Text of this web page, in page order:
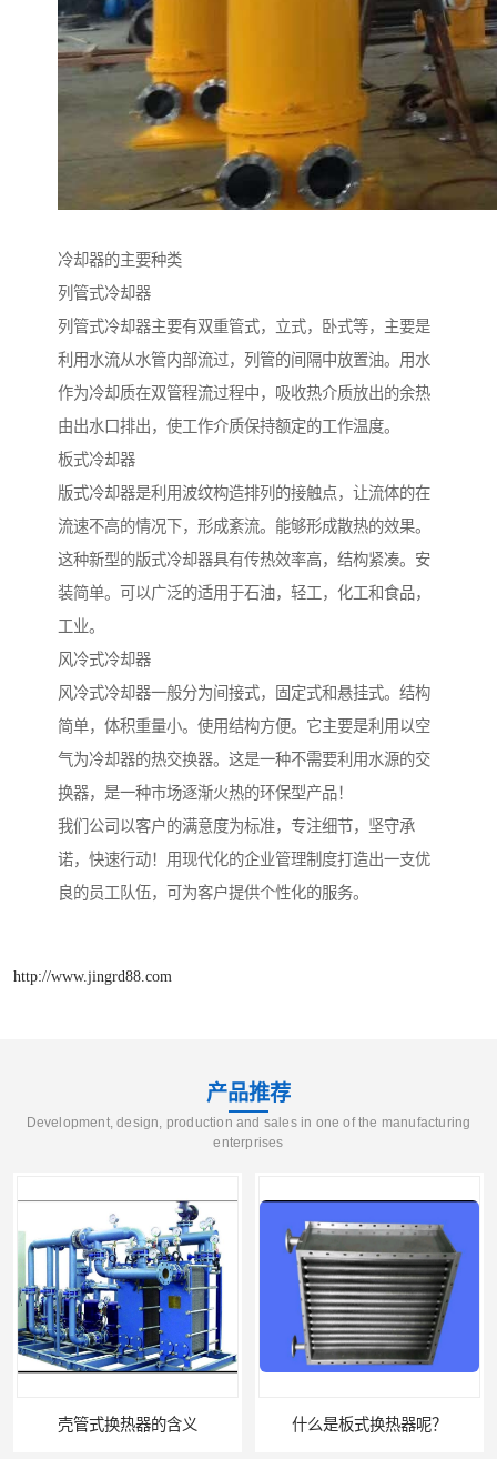
冷却器的主要种类
列管式冷却器
列管式冷却器主要有双重管式，立式，卧式等，主要是
利用水流从水管内部流过，列管的间隔中放置油。用水
作为冷却质在双管程流过程中，吸收热介质放出的余热
由出水口排出，使工作介质保持额定的工作温度。
板式冷却器
版式冷却器是利用波纹构造排列的接触点，让流体的在
流速不高的情况下，形成紊流。能够形成散热的效果。
这种新型的版式冷却器具有传热效率高，结构紧凑。安
装简单。可以广泛的适用于石油，轻工，化工和食品，
工业。
风冷式冷却器
风冷式冷却器一般分为间接式，固定式和悬挂式。结构
简单，体积重量小。使用结构方便。它主要是利用以空
气为冷却器的热交换器。这是一种不需要利用水源的交
换器，是一种市场逐渐火热的环保型产品！
我们公司以客户的满意度为标准，专注细节，坚守承
诺，快速行动！用现代化的企业管理制度打造出一支优
良的员工队伍，可为客户提供个性化的服务。
http://www.jingrd88.com
产品推荐
Development, design, production and sales in one of the manufacturing
enterprises
壳管式换热器的含义 什么是板式换热器呢？